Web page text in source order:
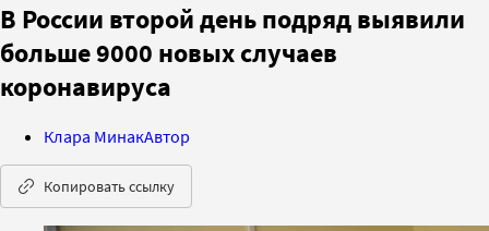
В России второй день подряд выявили
больше 9000 новых случаев
коронавируса
Клара МинакАвтор
Копировать ссылку